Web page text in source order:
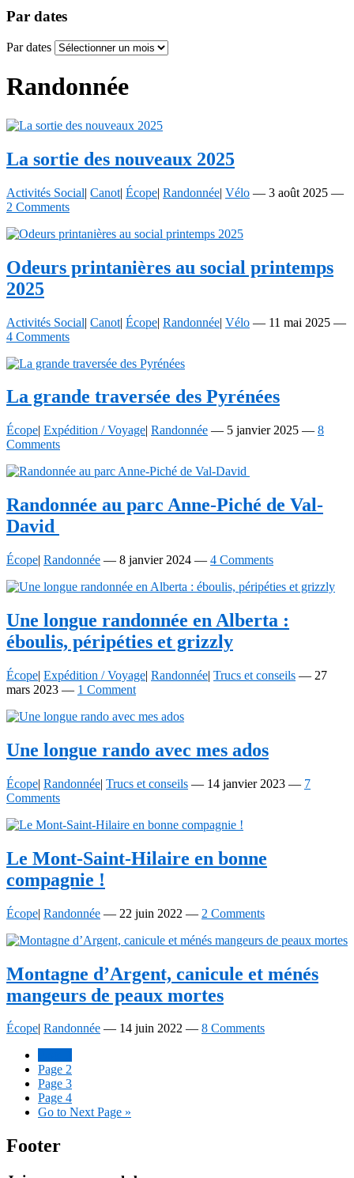
Par dates
Par dates
Randonnée
La sortie des nouveaux 2025
Activités Social| Canot| Écope| Randonnée| Vélo — 3 août 2025 —
2 Comments
Odeurs printanières au social printemps
2025
Activités Social| Canot| Écope| Randonnée| Vélo — 11 mai 2025 —
4 Comments
La grande traversée des Pyrénées
Écope| Expédition / Voyage| Randonnée — 5 janvier 2025 — 8
Comments
Randonnée au parc Anne-Piché de Val-
David
Écope| Randonnée — 8 janvier 2024 — 4 Comments
Une longue randonnée en Alberta :
éboulis, péripéties et grizzly
Écope| Expédition / Voyage| Randonnée| Trucs et conseils — 27
mars 2023 — 1 Comment
Une longue rando avec mes ados
Écope| Randonnée| Trucs et conseils — 14 janvier 2023 — 7
Comments
Le Mont-Saint-Hilaire en bonne
compagnie !
Écope| Randonnée — 22 juin 2022 — 2 Comments
Montagne d’Argent, canicule et ménés
mangeurs de peaux mortes
Écope| Randonnée — 14 juin 2022 — 8 Comments
Page 2
Page 3
Page 4
Go to Next Page »
Footer